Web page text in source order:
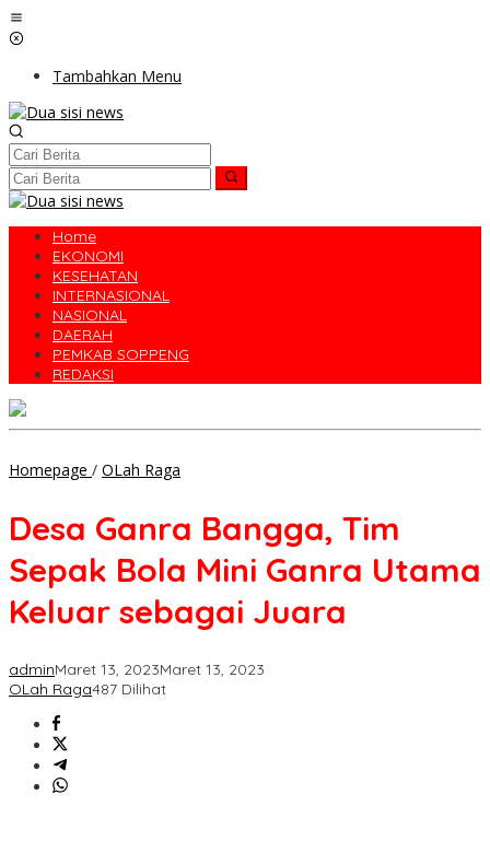
Lewati
ke
Tambahkan Menu
Home
EKONOMI
KESEHATAN
INTERNASIONAL
NASIONAL
DAERAH
PEMKAB SOPPENG
REDAKSI
Homepage / OLah Raga
Tim
Bola
Ganra
Utama
sebagai
Desa Ganra Bangga, Tim
Sepak Bola Mini Ganra Utama
Keluar sebagai Juara
adminMaret 13, 2023Maret 13, 2023
OLah Raga487 Dilihat